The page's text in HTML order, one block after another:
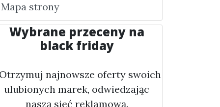
Mapa strony
Wybrane przeceny na
black friday
najnowsze oferty swoich
ulubionych marek, odwiedzając
naszą sieć reklamową.